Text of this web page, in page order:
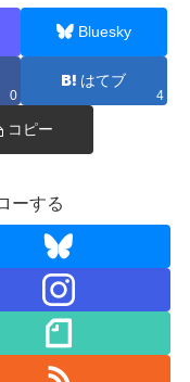
Bluesky
0
はてブ
4
コピー
ーする